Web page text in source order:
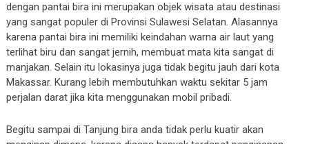
dengan pantai bira ini merupakan objek wisata atau destinasi
yang sangat populer di Provinsi Sulawesi Selatan. Alasannya
karena pantai bira ini memiliki keindahan warna air laut yang
terlihat biru dan sangat jernih, membuat mata kita sangat di
manjakan. Selain itu lokasinya juga tidak begitu jauh dari kota
Makassar. Kurang lebih membutuhkan waktu sekitar 5 jam
perjalan darat jika kita menggunakan mobil pribadi.
Begitu sampai di Tanjung bira anda tidak perlu kuatir akan